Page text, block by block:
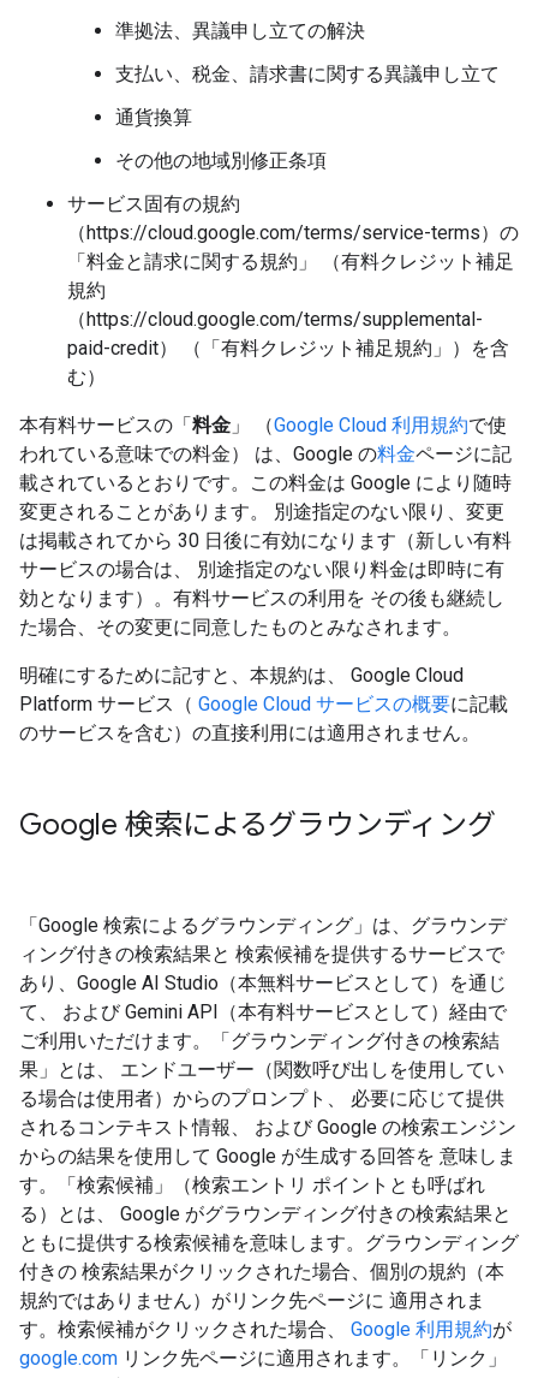
準拠法、異議申し立ての解決
支払い、税金、請求書に関する異議申し立て
通貨換算
その他の地域別修正条項
サービス固有の規約
（https://cloud.google.com/terms/service-terms）の
「料金と請求に関する規約」 （有料クレジット補足
規約
（https://cloud.google.com/terms/supplemental-
paid-credit） （「有料クレジット補足規約」）を含
む）
本有料サービスの「料金 」 （Google Cloud 利用規約で使
われている意味での料金） は、Google の料金ページに記
載されているとおりです。この料金は Google により随時
変更されることがあります。 別途指定のない限り、変更
は掲載されてから 30 日後に有効になります（新しい有料
サービスの場合は、 別途指定のない限り料金は即時に有
効となります）。有料サービスの利用を その後も継続し
た場合、その変更に同意したものとみなされます。
明確にするために記すと、本規約は、 Google Cloud
Platform サービス（ Google Cloud サービスの概要に記載
のサービスを含む）の直接利用には適用されません。
Google 検索によるグラウンディング​​
「Google 検索によるグラウンディング」は、グラウンデ
ィング付きの検索結果と 検索候補を提供するサービスで
あり、Google AI Studio（本無料サービスとして）を通じ
て、 および Gemini API（本有料サービスとして）経由で
ご利用いただけます。「グラウンディング付きの検索結
果」とは、 エンドユーザー（関数呼び出しを使用してい
る場合は使用者）からのプロンプト、 必要に応じて提供
されるコンテキスト情報、 および Google の検索エンジン
からの結果を使用して Google が生成する回答を 意味しま
す。「検索候補」（検索エントリ ポイントとも呼ばれ
る）とは、 Google がグラウンディング付きの検索結果と
ともに提供する検索候補を意味します。グラウンディング
付きの 検索結果がクリックされた場合、個別の規約（本
規約ではありません）がリンク先ページに 適用されま
す。検索候補がクリックされた場合、 Google 利用規約が
google.com リンク先ページに適用されます。「リンク」